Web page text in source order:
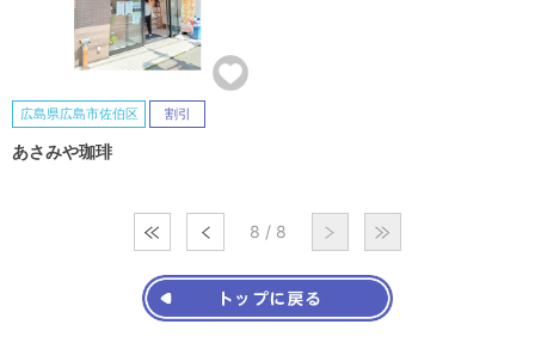
広島県広島市佐伯区 割引
あさみや珈琲
8 / 8